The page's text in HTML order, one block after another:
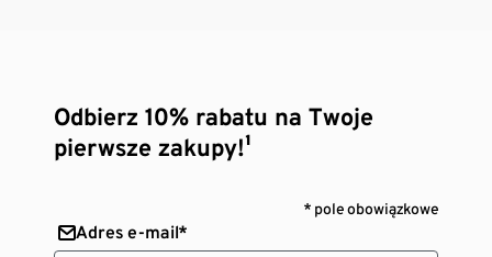
Odbierz 10% rabatu na Twoje
pierwsze zakupy!¹
* pole obowiązkowe
Adres e-mail*